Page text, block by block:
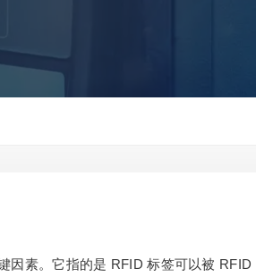
因素。它指的是 RFID 标签可以被